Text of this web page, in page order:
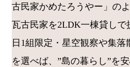
古民家かめたろうやー」の
瓦古民家を2LDK一棟貸しで
日1組限定・星空観察や集
を選べば、”島の暮らし”を